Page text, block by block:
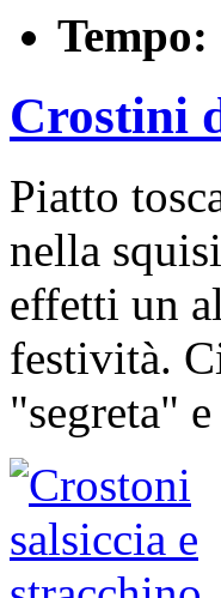
Tempo:
Crostini
Piatto
nella
effetti un
festività.
"segreta"